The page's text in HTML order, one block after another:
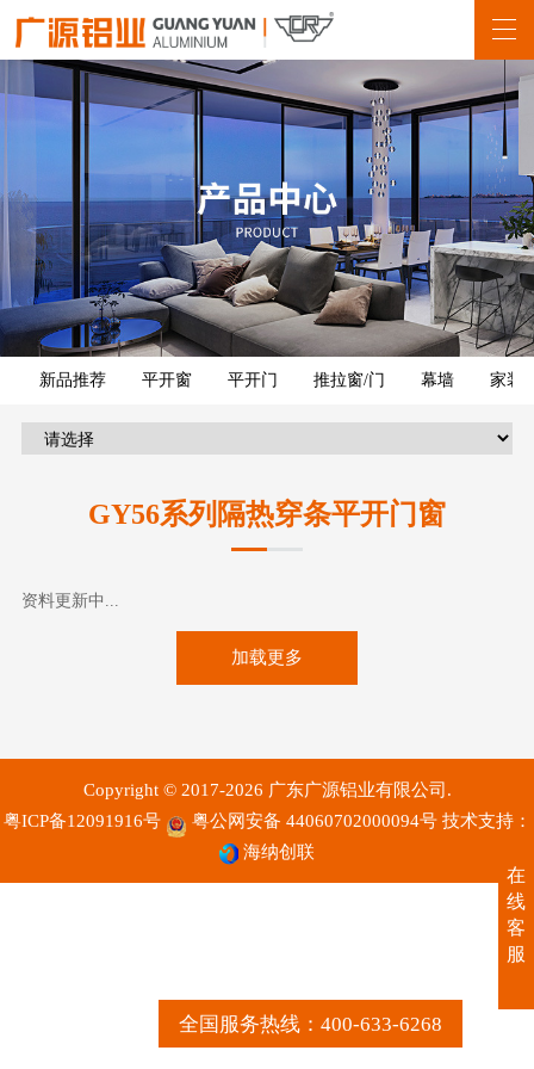
全国服务热线：400-633-6268
新品推荐 平开窗 平开门 推拉窗/门 幕墙 家装
GY56系列隔热穿条平开门窗
资料更新中...
加载更多
Copyright © 2017-2026 广东广源铝业有限公司.
粤ICP备12091916号
粤公网安备 44060702000094号 技术支持：
海纳创联
在
线
客
服